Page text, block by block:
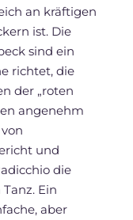
an kräftigen
ist. Die
sind ein
richtet, die
der „roten
angenehm
und
die
Ein
aber